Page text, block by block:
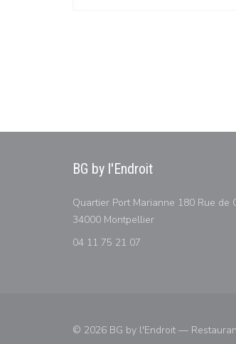
BG by l'Endroit
Quartier Port Marianne 180 Rue de
34000 Montpellier((opens in a new
04 11 75 21 07
© 2026 BG by l'Endroit —